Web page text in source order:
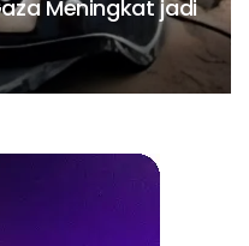
Meningkat jadi